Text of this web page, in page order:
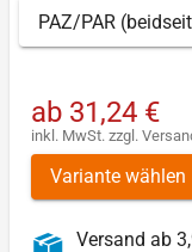
PAZ/PAR
ab 31,24 €
inkl. MwSt. zzgl.
Variante wählen
Versand ab